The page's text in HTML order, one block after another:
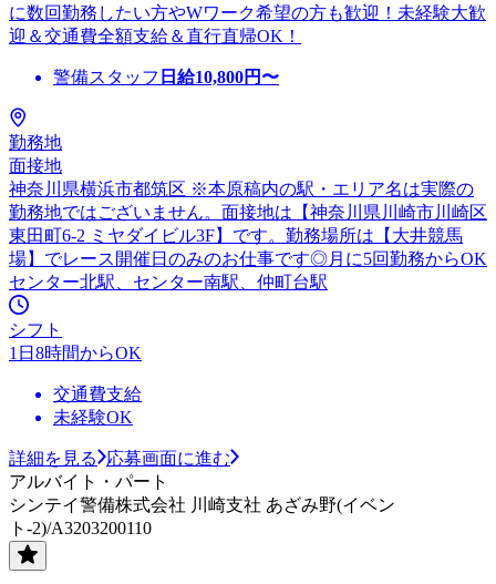
に数回勤務したい方やWワーク希望の方も歓迎！未経験大歓
迎＆交通費全額支給＆直行直帰OK！
警備スタッフ 日給10,800円〜
勤務地
面接地
神奈川県横浜市都筑区 ※本原稿内の駅・エリア名は実際の
勤務地ではございません。面接地は【神奈川県川崎市川崎区
東田町6-2 ミヤダイビル3F】です。勤務場所は【大井競馬
場】でレース開催日のみのお仕事です◎月に5回勤務からOK
センター北駅、センター南駅、仲町台駅
シフト
1日8時間からOK
交通費支給
未経験OK
詳細を見る
応募画面に進む
アルバイト・パート
シンテイ警備株式会社 川崎支社 あざみ野(イベン
ト-2)/A3203200110